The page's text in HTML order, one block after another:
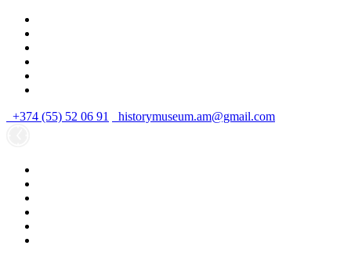
+374 (55) 52 06 91 historymuseum.am@gmail.com